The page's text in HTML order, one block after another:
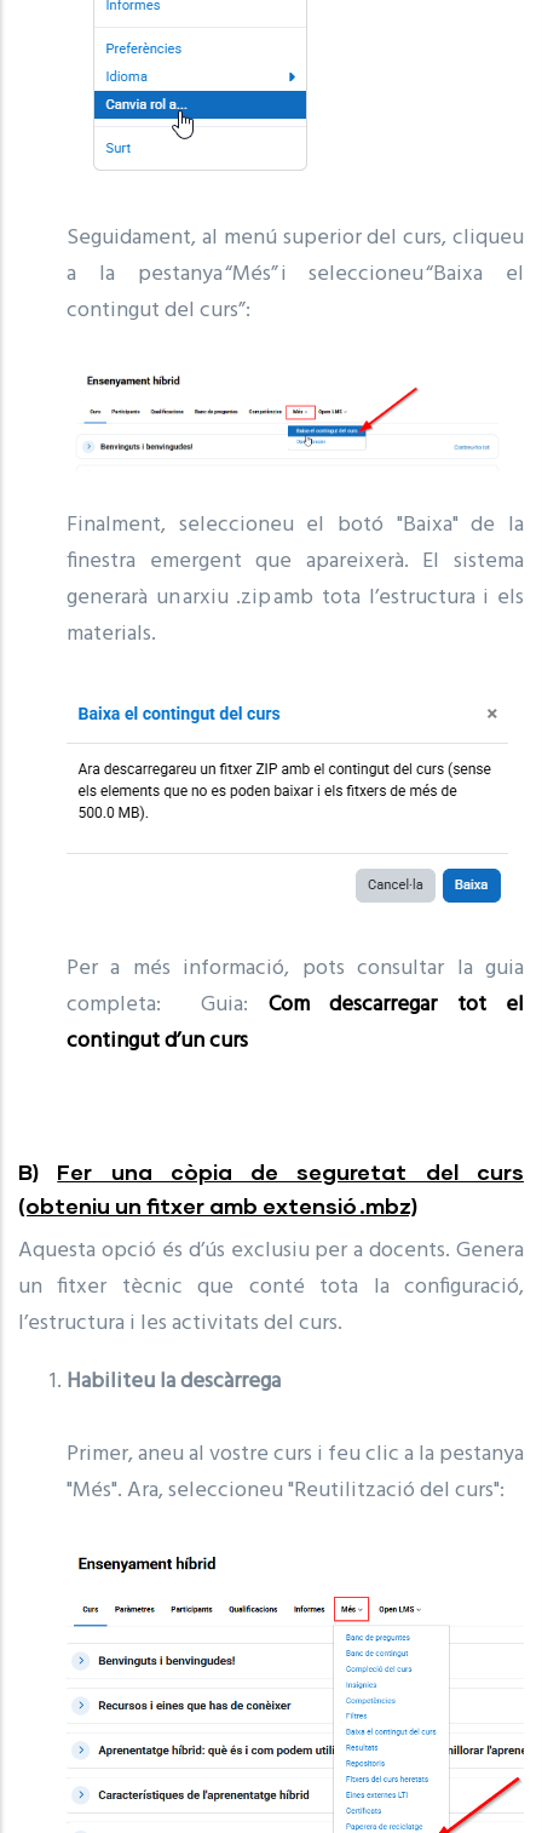
Seguidament, al menú superior del curs, cliqueu
a la pestanya “Més” i seleccioneu “Baixa el
contingut del curs”:
Finalment, seleccioneu el botó "Baixa" de la
finestra emergent que apareixerà. El sistema
generarà un arxiu .zip amb tota l’estructura i els
materials.
Per a més informació, pots consultar la guia
completa: Guia: Com descarregar tot el
contingut d’un curs
B) Fer una còpia de seguretat del curs
(obteniu un fitxer amb extensió .mbz)
Aquesta opció és d’ús exclusiu per a docents. Genera
un fitxer tècnic que conté tota la configuració,
l’estructura i les activitats del curs.
Habiliteu la descàrrega
Primer, aneu al vostre curs i feu clic a la pestanya
"Més". Ara, seleccioneu "Reutilització del curs":